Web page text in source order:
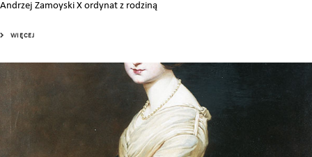
Andrzej Zamoyski X ordynat z rodziną
WIĘCEJ